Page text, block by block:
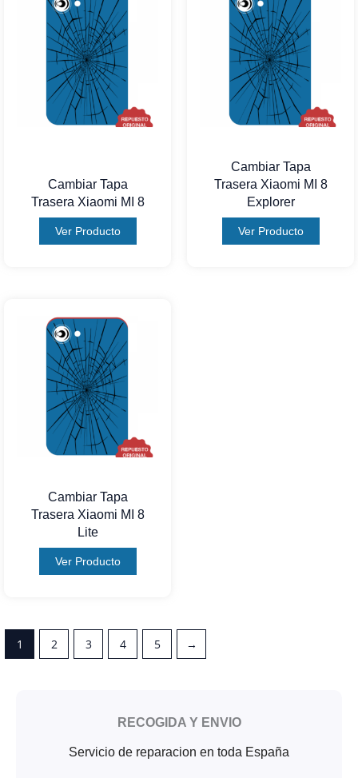
Cambiar Tapa
Trasera Xiaomi MI 8
Ver Producto
Cambiar Tapa
Trasera Xiaomi MI 8
Explorer
Ver Producto
Cambiar Tapa
Trasera Xiaomi MI 8
Lite
Ver Producto
1 2 3 4 5 →
RECOGIDA Y ENVIO
Servicio de reparacion en toda España